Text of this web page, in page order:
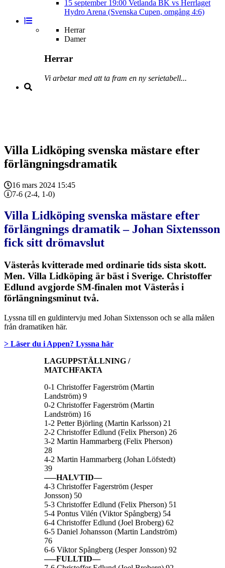
15 september 19:00 Vetlanda BK vs Herrlaget
Hydro Arena (Svenska Cupen, omgång 4:6)
Herrar
Damer
Herrar
Vi arbetar med att ta fram en ny serietabell...
Villa Lidköping svenska mästare efter
förlängningsdramatik
16 mars 2024 15:45
7-6 (2-4, 1-0)
Villa Lidköping svenska mästare efter
förlängnings dramatik – Johan Sixtensson
fick sitt drömavslut
Västerås kvitterade med ordinarie tids sista skott.
Men. Villa Lidköping är bäst i Sverige. Christoffer
Edlund avgjorde SM-finalen mot Västerås i
förlängningsminut två.
Lyssna till en guldintervju med Johan Sixtensson och se alla målen
från dramatiken här.
> Läser du i Appen? Lyssna här
LAGUPPSTÄLLNING /
MATCHFAKTA
0-1 Christoffer Fagerström (Martin
Landström) 9
0-2 Christoffer Fagerström (Martin
Landström) 16
1-2 Petter Björling (Martin Karlsson) 21
2-2 Christoffer Edlund (Felix Pherson) 26
3-2 Martin Hammarberg (Felix Pherson)
28
4-2 Martin Hammarberg (Johan Löfstedt)
39
—–HALVTID—
4-3 Christoffer Fagerström (Jesper
Jonsson) 50
5-3 Christoffer Edlund (Felix Pherson) 51
5-4 Pontus Vilén (Viktor Spångberg) 54
6-4 Christoffer Edlund (Joel Broberg) 62
6-5 Daniel Johansson (Martin Landström)
76
6-6 Viktor Spångberg (Jesper Jonsson) 92
—–FULLTID—